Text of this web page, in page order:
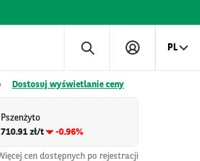
PL
Dostosuj wyświetlanie ceny
Pszenżyto
710.91 zł/t
-0.96%
cen dostępnych po rejestracji